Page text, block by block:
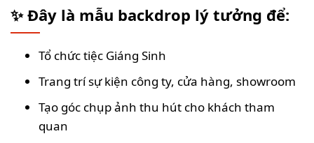
✨ Đây là mẫu backdrop lý tưởng để:
Tổ chức tiệc Giáng Sinh
Trang trí sự kiện công ty, cửa hàng, showroom
Tạo góc chụp ảnh thu hút cho khách tham
quan